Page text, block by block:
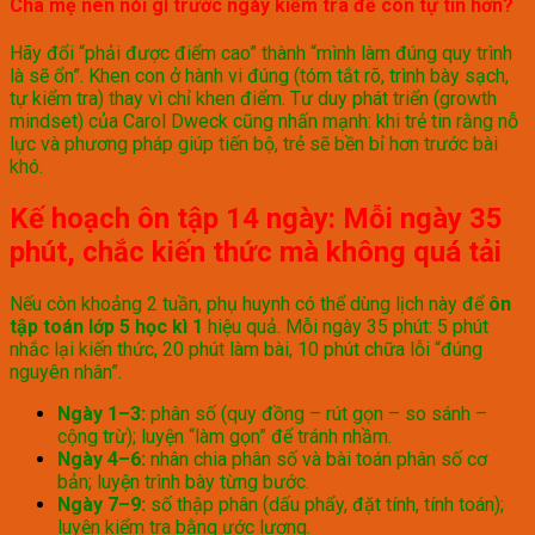
Cha mẹ nên nói gì trước ngày kiểm tra để con tự tin hơn?
Hãy đổi “phải được điểm cao” thành “mình làm đúng quy trình
là sẽ ổn”. Khen con ở hành vi đúng (tóm tắt rõ, trình bày sạch,
tự kiểm tra) thay vì chỉ khen điểm. Tư duy phát triển (growth
mindset) của Carol Dweck cũng nhấn mạnh: khi trẻ tin rằng nỗ
lực và phương pháp giúp tiến bộ, trẻ sẽ bền bỉ hơn trước bài
khó.
Kế hoạch ôn tập 14 ngày: Mỗi ngày 35
phút, chắc kiến thức mà không quá tải
Nếu còn khoảng 2 tuần, phụ huynh có thể dùng lịch này để ôn
tập toán lớp 5 học kì 1 hiệu quả. Mỗi ngày 35 phút: 5 phút
nhắc lại kiến thức, 20 phút làm bài, 10 phút chữa lỗi “đúng
nguyên nhân”.
Ngày 1–3: phân số (quy đồng – rút gọn – so sánh –
cộng trừ); luyện “làm gọn” để tránh nhầm.
Ngày 4–6: nhân chia phân số và bài toán phân số cơ
bản; luyện trình bày từng bước.
Ngày 7–9: số thập phân (dấu phẩy, đặt tính, tính toán);
luyện kiểm tra bằng ước lượng.